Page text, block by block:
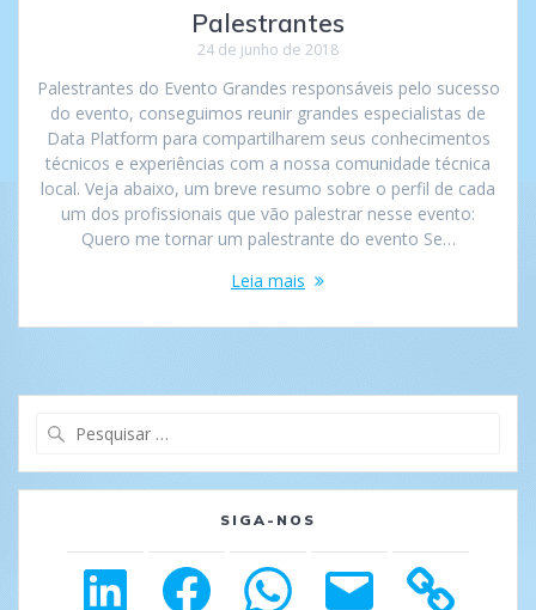
Palestrantes
24 de junho de 2018
Palestrantes do Evento Grandes responsáveis pelo sucesso
do evento, conseguimos reunir grandes especialistas de
Data Platform para compartilharem seus conhecimentos
técnicos e experiências com a nossa comunidade técnica
local. Veja abaixo, um breve resumo sobre o perfil de cada
um dos profissionais que vão palestrar nesse evento:
Quero me tornar um palestrante do evento Se…
Leia mais
SIGA-NOS
LinkedIn Facebook WhatsApp E-
mail